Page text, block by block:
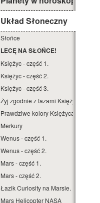
Układ Słoneczny
Słońce
LECĘ NA SŁOŃCE!
Księżyc - część 1.
Księżyc - część 2.
Księżyc - część 3.
Żyj zgodnie z fazami Księżyca.
Prawdziwe kolory Księżyca.
Merkury
Wenus - część 1.
Wenus - część 2.
Mars - część 1.
Mars - część 2.
Łazik Curiosity na Marsie.
Mars Helicopter NASA